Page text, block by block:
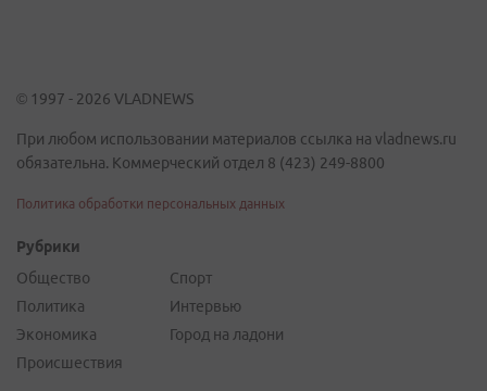
© 1997 - 2026 VLADNEWS
При любом использовании материалов ссылка на vladnews.ru
обязательна. Коммерческий отдел 8 (423) 249-8800
Политика обработки персональных данных
Рубрики
Общество
Политика
Экономика
Происшествия
Спорт
Интервью
Город на ладони